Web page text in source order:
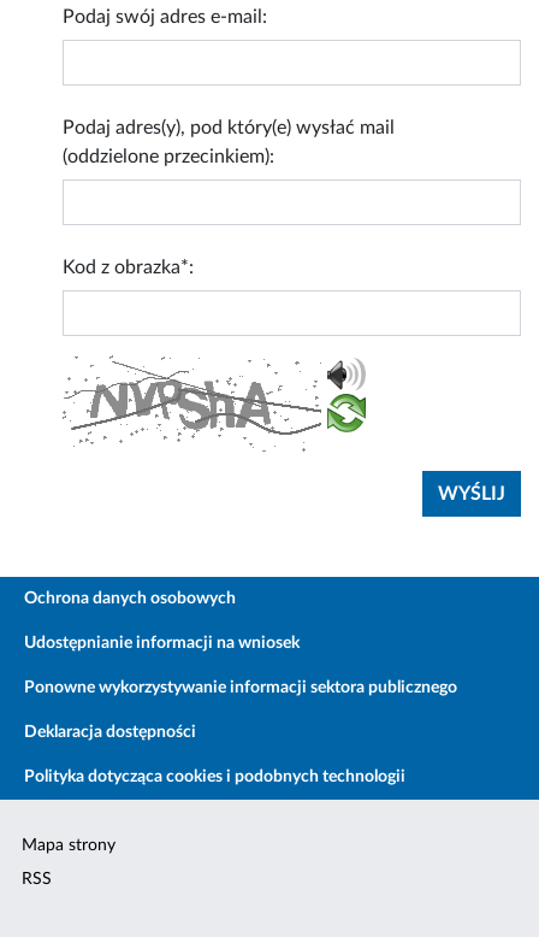
Podaj swój adres e-mail:
Podaj adres(y), pod który(e) wysłać mail
(oddzielone przecinkiem):
Kod z obrazka*:
Ochrona danych osobowych
Udostępnianie informacji na wniosek
Ponowne wykorzystywanie informacji sektora publicznego
Deklaracja dostępności
Polityka dotycząca cookies i podobnych technologii
Mapa strony
RSS